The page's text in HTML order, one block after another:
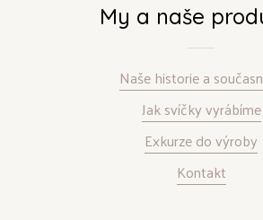
My a naše
Naše historie a
Jak svíčky vyrábíme
Exkurze do výroby
Kontakt